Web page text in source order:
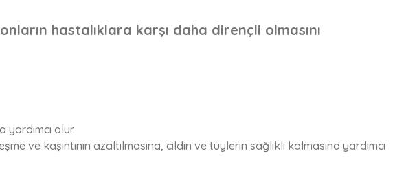
hastalıklara karşı daha dirençli olmasını
olur.
kaşıntının azaltılmasına, cildin ve tüylerin sağlıklı kalmasına yardımcı